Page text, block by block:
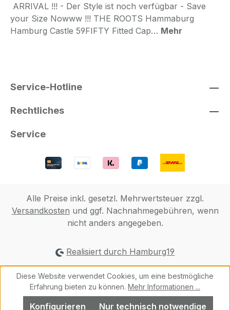
ARRIVAL !!! - Der Style ist noch verfügbar - Save
your Size Nowww !!! THE ROOTS Hammaburg
Hamburg Castle 59FIFTY Fitted Cap… Mehr
Service-Hotline
Rechtliches
Service
Alle Preise inkl. gesetzl. Mehrwertsteuer zzgl.
Versandkosten und ggf. Nachnahmegebühren, wenn
nicht anders angegeben.
Realisiert durch Hamburg19
Diese Website verwendet Cookies, um eine bestmögliche
Erfahrung bieten zu können. Mehr Informationen ...
Nur technisch notwendige
Konfigurieren